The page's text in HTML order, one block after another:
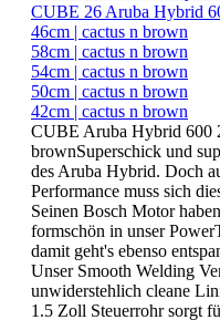
CUBE 26 Aruba Hybrid
46cm | cactus n brown
58cm | cactus n brown
54cm | cactus n brown
50cm | cactus n brown
42cm | cactus n brown
CUBE Aruba Hybrid 600
brownSuperschick und
des Aruba Hybrid. Doch
Performance muss sich
Seinen Bosch Motor
formschön in unser
damit geht's ebenso
Unser Smooth Welding
unwiderstehlich cleane
1.5 Zoll Steuerrohr sorgt